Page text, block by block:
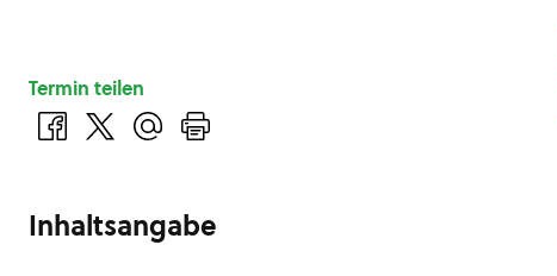
Termin teilen
Inhaltsangabe